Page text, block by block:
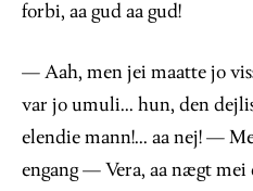
forbi, aa gud aa gud!
— Aah, men jei maatte jo
var jo umuli... hun, den
elendie mann!... aa nej! —
engang — Vera, aa nægt mei